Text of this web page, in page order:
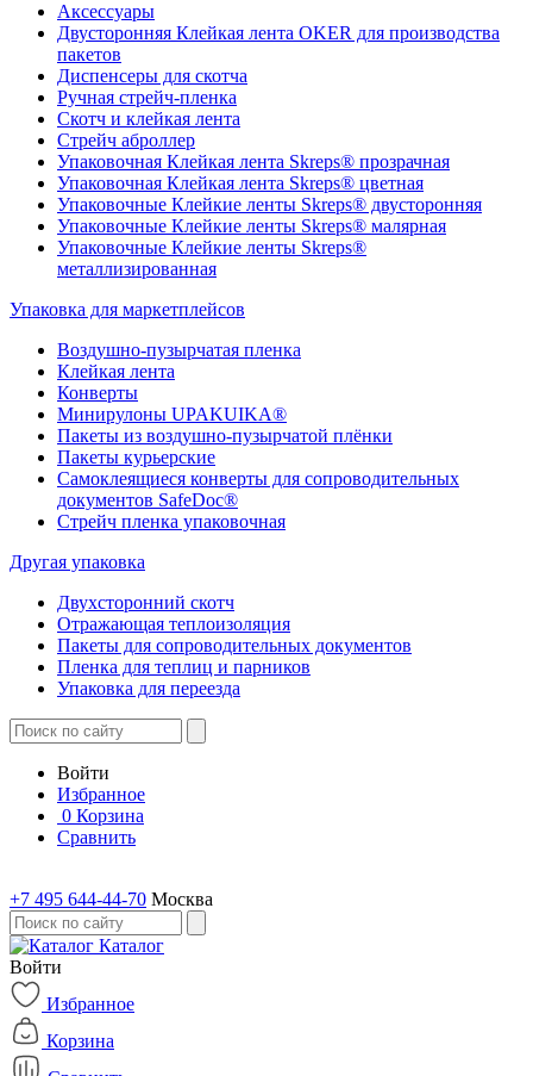
Аксессуары
Двусторонняя Клейкая лента OKER для производства
пакетов
Диспенсеры для скотча
Ручная стрейч-пленка
Скотч и клейкая лента
Стрейч аброллер
Упаковочная Клейкая лента Skreps® прозрачная
Упаковочная Клейкая лента Skreps® цветная
Упаковочные Клейкие ленты Skreps® двусторонняя
Упаковочные Клейкие ленты Skreps® малярная
Упаковочные Клейкие ленты Skreps®
металлизированная
Упаковка для маркетплейсов
Воздушно-пузырчатая пленка
Клейкая лента
Конверты
Минирулоны UPAKUIKA®
Пакеты из воздушно-пузырчатой плёнки
Пакеты курьерские
Самоклеящиеся конверты для сопроводительных
документов SafeDoc®
Стрейч пленка упаковочная
Другая упаковка
Двухсторонний скотч
Отражающая теплоизоляция
Пакеты для сопроводительных документов
Пленка для теплиц и парников
Упаковка для переезда
Войти
Избранное
0 Корзина
Сравнить
+7 495 644-44-70 Москва
Каталог
Войти
Избранное
Корзина